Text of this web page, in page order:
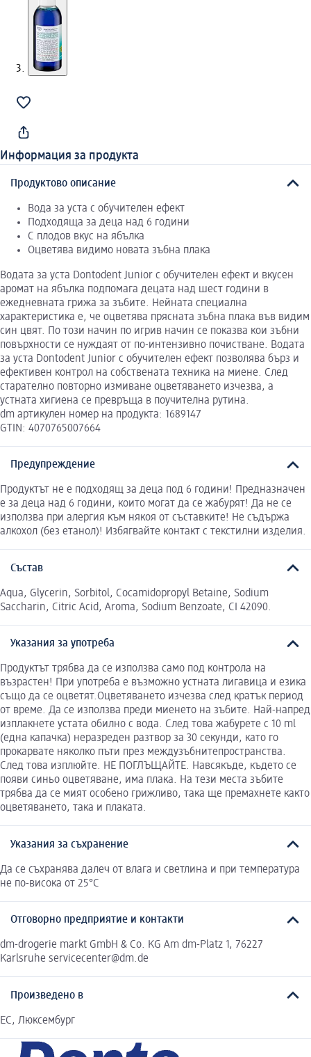
Информация за продукта
Продуктово описание
Вода за уста с обучителен ефект
Подходяща за деца над 6 години
С плодов вкус на ябълка
Оцветява видимо новата зъбна плака
Водата за уста Dontodent Junior с обучителен ефект и вкусен
аромат на ябълка подпомага децата над шест години в
ежедневната грижа за зъбите. Нейната специална
характеристика е, че оцветява прясната зъбна плака във видим
син цвят. По този начин по игрив начин се показва кои зъбни
повърхности се нуждаят от по-интензивно почистване. Водата
за уста Dontodent Junior с обучителен ефект позволява бърз и
ефективен контрол на собствената техника на миене. След
старателно повторно измиване оцветяването изчезва, а
устната хигиена се превръща в поучителна рутина.
dm артикулен номер на продукта: 1689147
GTIN: 4070765007664
Предупреждение
Продуктът не е подходящ за деца под 6 години! Предназначен
е за деца над 6 години, които могат да се жабурят! Да не се
използва при алергия към някоя от съставките! Не съдържа
алкохол (без етанол)! Избягвайте контакт с текстилни изделия.
Състав
Aqua, Glycerin, Sorbitol, Cocamidopropyl Betaine, Sodium
Saccharin, Citric Acid, Aroma, Sodium Benzoate, CI 42090.
Указания за употреба
Продуктът трябва да се използва само под контрола на
възрастен! При употреба е възможно устната лигавица и езика
също да се оцветят.Оцветяването изчезва след кратък период
от време. Да се използва преди миенето на зъбите. Най-напред
изплакнете устата обилно с вода. След това жабурете с 10 ml
(една капачка) неразреден разтвор за 30 секунди, като го
прокарвате няколко пъти през междузъбнитепространства.
След това изплюйте. НЕ ПОГЛЪЩАЙТЕ. Навсякъде, където се
появи синьо оцветяване, има плака. На тези места зъбите
трябва да се мият особено грижливо, така ще премахнете както
оцветяването, така и плаката.
Указания за съхранение
Да се съхранява далеч от влага и светлина и при температура
не по-висока от 25°С
Отговорно предприятие и контакти
dm-drogerie markt GmbH & Co. KG Am dm-Platz 1, 76227
Karlsruhe servicecenter@dm.de
Произведено в
EC, Люксембург